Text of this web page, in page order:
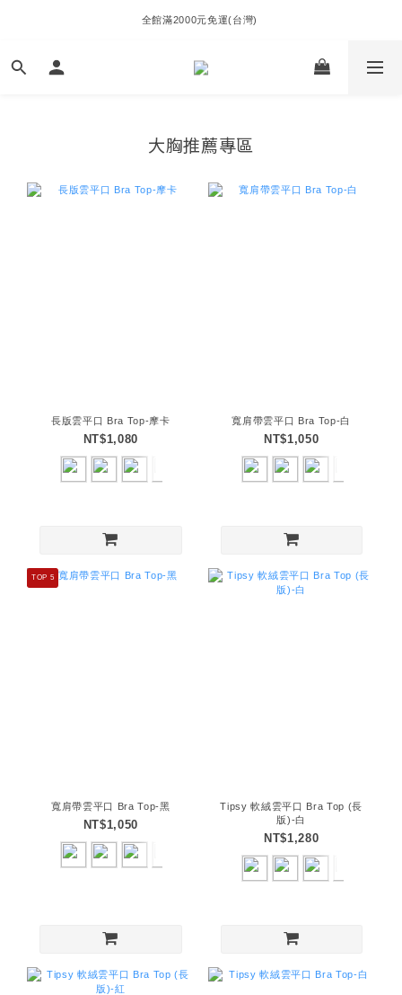
全館滿2000元免運(台灣)
大胸推薦專區
長版雲平口 Bra Top-摩卡
NT$1,080
寬肩帶雲平口 Bra Top-白
NT$1,050
TOP 5
寬肩帶雲平口 Bra Top-黑
NT$1,050
Tipsy 軟絨雲平口 Bra Top (長
版)-白
NT$1,280